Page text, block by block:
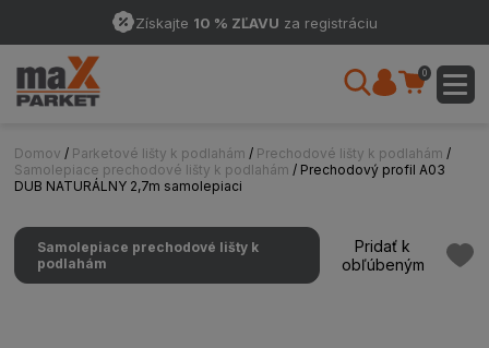
Získajte 10 % ZĽAVU za registráciu
0
Domov / Parketové lišty k podlahám / Prechodové lišty k podlahám /
Samolepiace prechodové lišty k podlahám / Prechodový profil A03
DUB NATURÁLNY 2,7m samolepiaci
Samolepiace prechodové lišty k
podlahám
Pridať k
obľúbeným